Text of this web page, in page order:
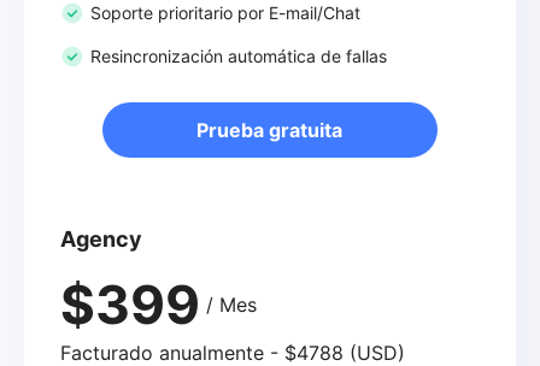
Soporte prioritario por E-mail/Chat
Resincronización automática de fallas
Prueba gratuita
Agency
$399 / Mes
Facturado anualmente - $4788 (USD)